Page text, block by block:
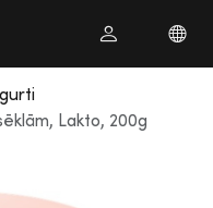
Lakto, 200g